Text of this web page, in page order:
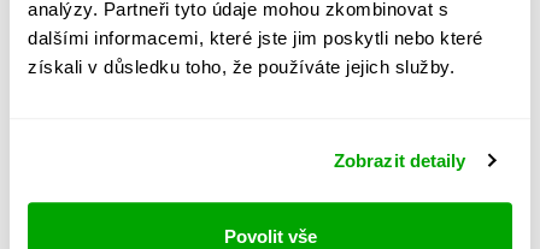
analýzy. Partneři tyto údaje mohou zkombinovat s
dalšími informacemi, které jste jim poskytli nebo které
získali v důsledku toho, že používáte jejich služby.
Zobrazit detaily
Povolit vše
Stát